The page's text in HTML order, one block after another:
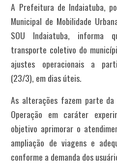
A Prefeitura de Indaiatuba,
Municipal de Mobilidade
SOU Indaiatuba, informa
transporte coletivo do
ajustes operacionais a
(23/3), em dias úteis.
As alterações fazem parte da
Operação em caráter
objetivo aprimorar o
ampliação de viagens e
conforme a demanda dos